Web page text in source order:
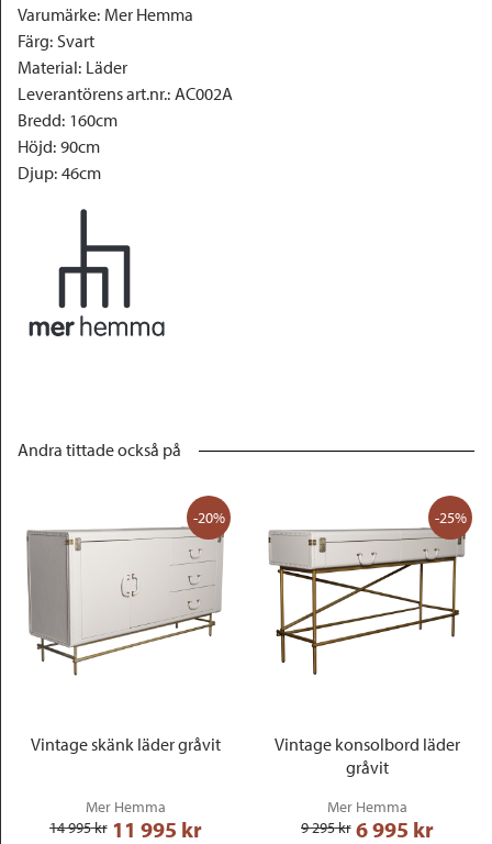
Varumärke: Mer Hemma
Färg: Svart
Material: Läder
Leverantörens art.nr.: AC002A
Bredd: 160cm
Höjd: 90cm
Djup: 46cm
Andra tittade också på
-20%
Vintage skänk läder gråvit
Mer Hemma
14 995 kr 11 995 kr
-25%
Vintage konsolbord läder
gråvit
Mer Hemma
9 295 kr 6 995 kr